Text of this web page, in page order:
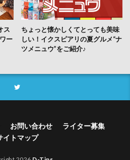
ス
ー
ちょっと懐かしくてとっても美味
しい！イクスピアリの夏グルメ“ナ
ツメニュウ”をご紹介♪
お問い合わせ
ライター募集
イトマップ